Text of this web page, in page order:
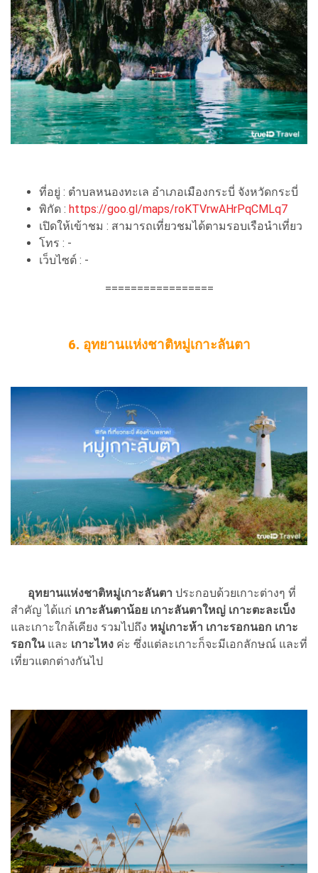
ที่อยู่ : ตำบลหนองทะเล อำเภอเมืองกระบี่ จังหวัดกระบี่
พิกัด : https://goo.gl/maps/roKTVrwAHrPqCMLq7
เปิดให้เข้าชม : สามารถเที่ยวชมได้ตามรอบเรือนำเที่ยว
โทร : -
เว็บไซต์ : -
=================
6. อุทยานแห่งชาติหมู่เกาะลันตา
อุทยานแห่งชาติหมู่เกาะลันตา ประกอบด้วยเกาะต่างๆ ที่
สำคัญ ได้แก่ เกาะลันตาน้อย เกาะลันตาใหญ่ เกาะตะละเบ็ง
และเกาะใกล้เคียง รวมไปถึง หมู่เกาะห้า เกาะรอกนอก เกาะ
รอกในและ เกาะไหง ค่ะ ซึ่งแต่ละเกาะก็จะมีเอกลักษณ์ และที่
เที่ยวแตกต่างกันไป